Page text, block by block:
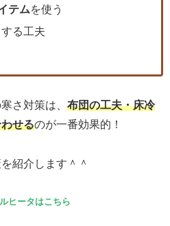
テムを使う
する工夫
さ対策は、 布団の工夫・床冷
せるのが一番効果的！
紹介します＾＾
ヒータはこちら